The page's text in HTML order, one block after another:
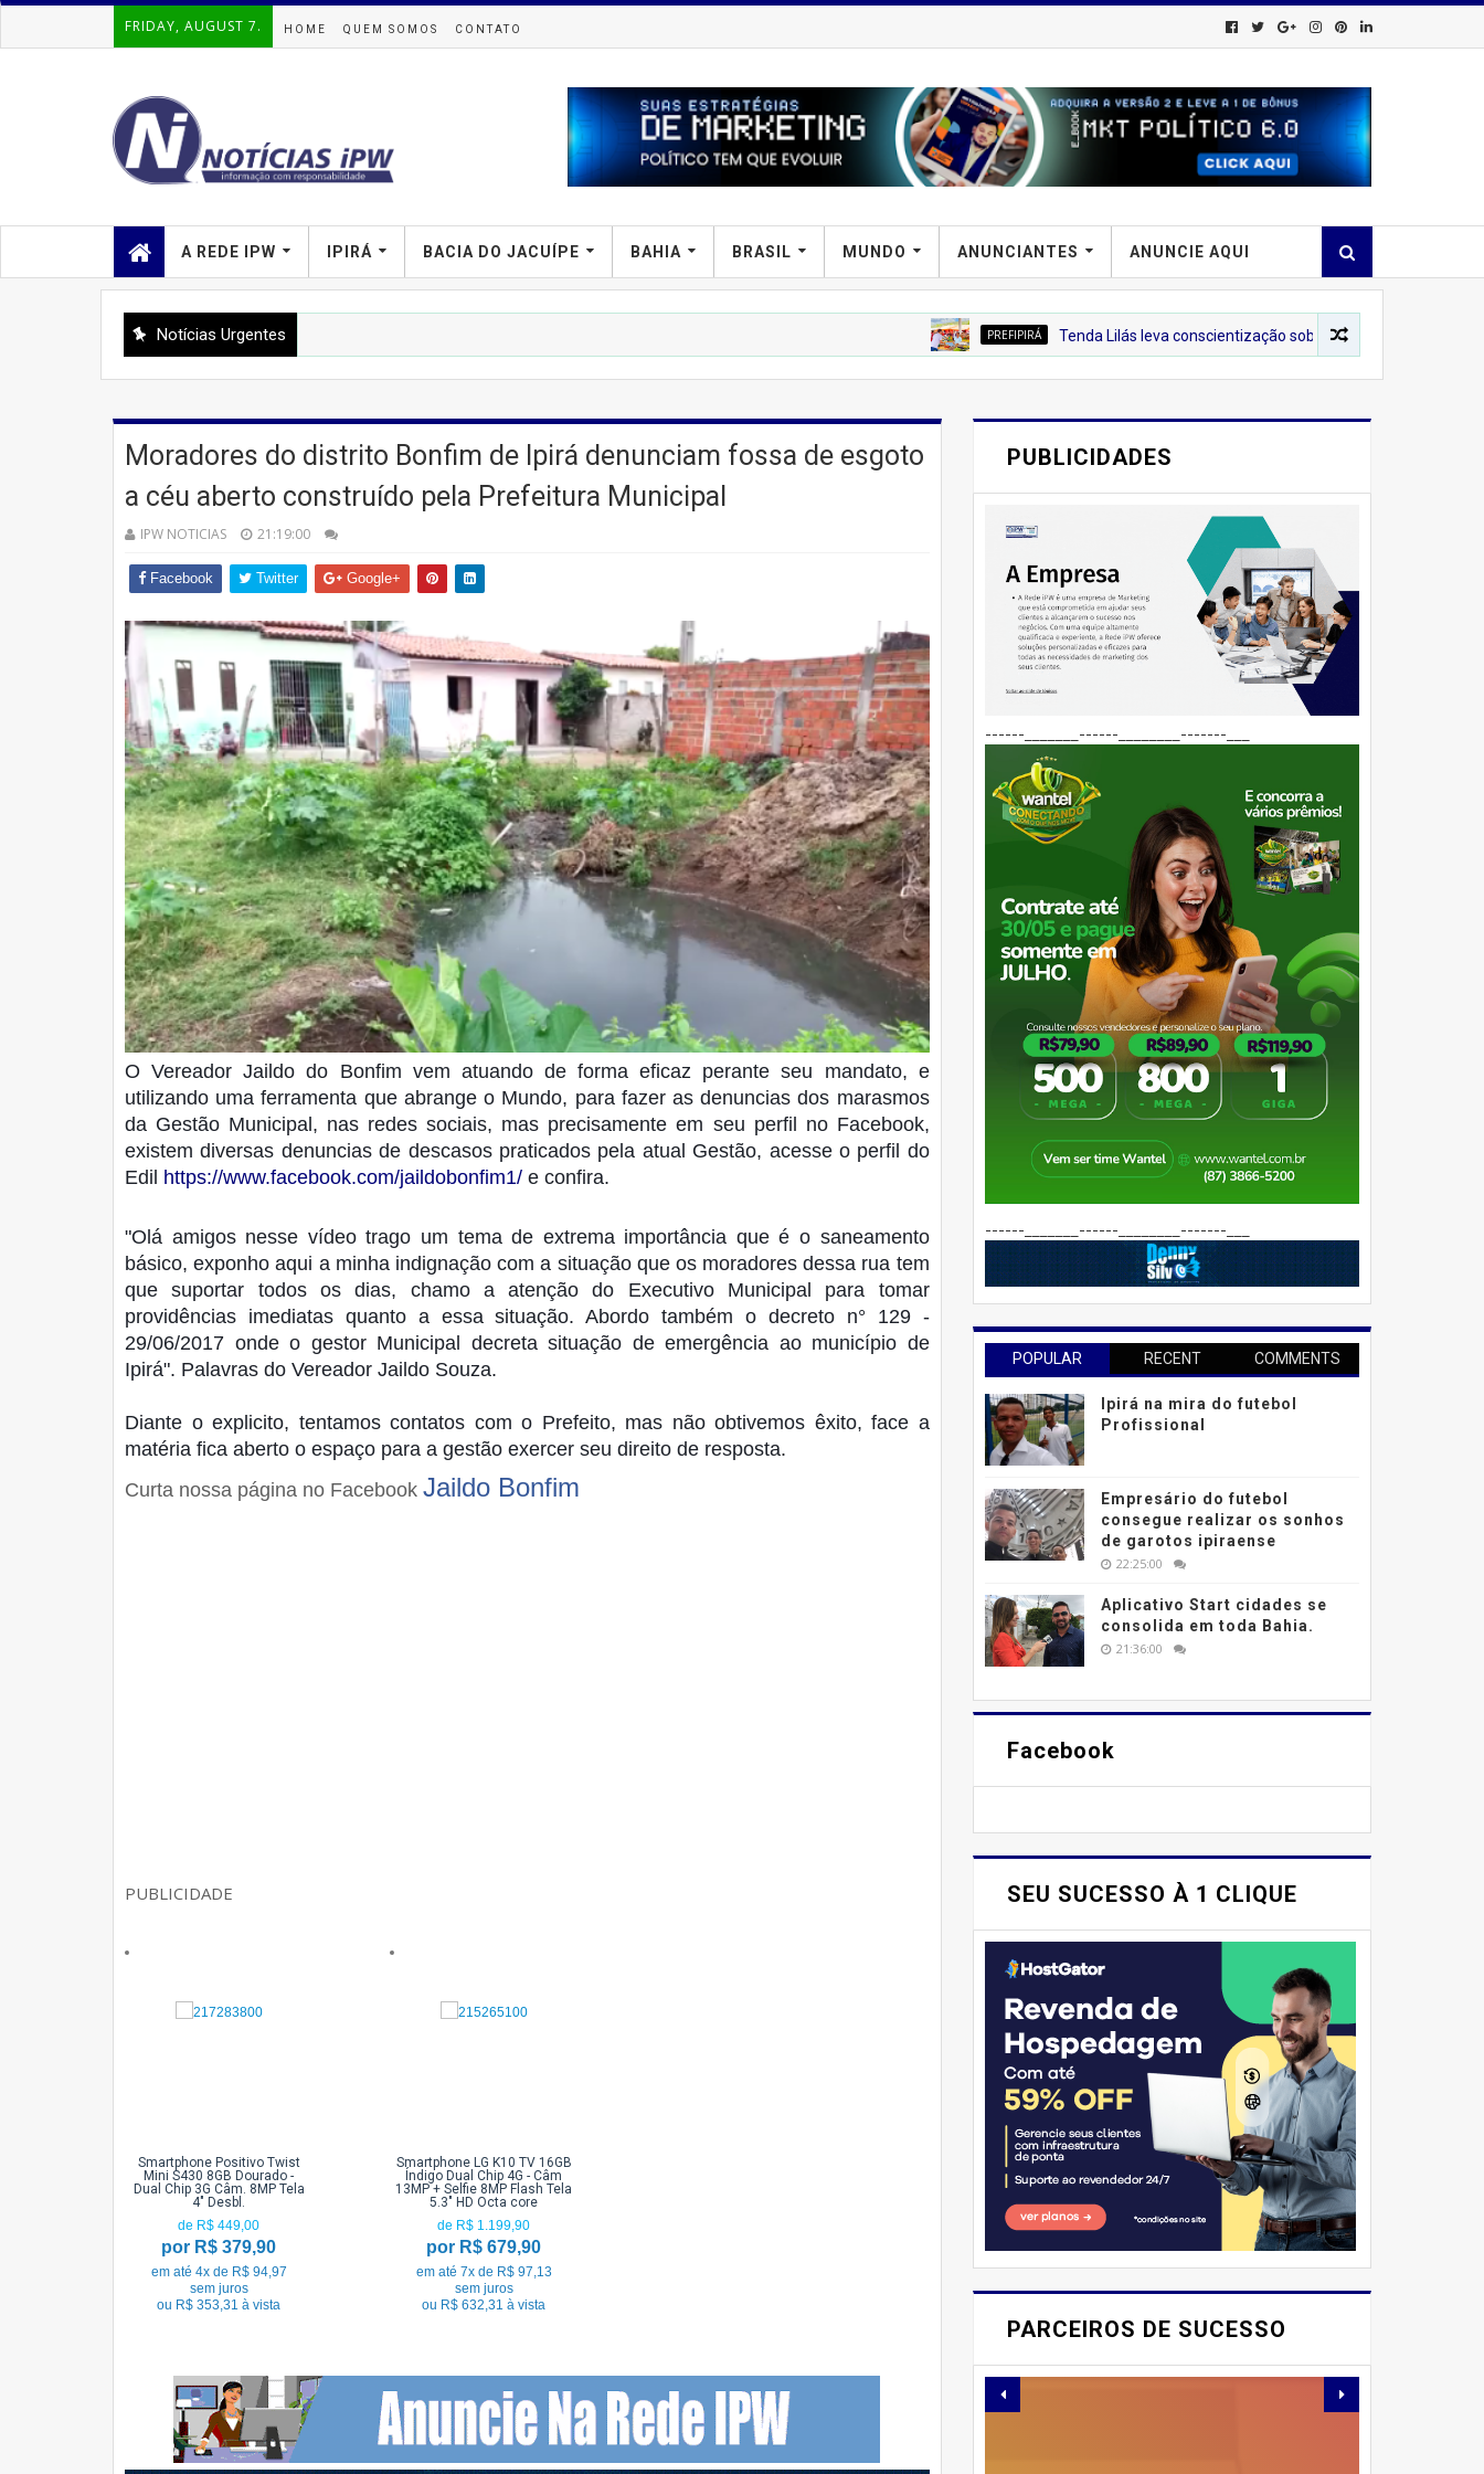
FRIDAY, AUGUST 7. HOME QUEM SOMOS CONTATO
A REDE IPW IPIRÁ BACIA DO JACUÍPE BAHIA BRASIL MUNDO ANUNCIANTES ANUNCIE AQUI
Notícias Urgentes PREFIPIRÁ Tenda Lilás leva conscientização sobre o combate à violência contra a
Moradores do distrito Bonfim de Ipirá denunciam fossa de esgoto
a céu aberto construído pela Prefeitura Municipal
IPW NOTICIAS 21:19:00
Facebook Twitter Google+
O Vereador Jaildo do Bonfim vem atuando de forma eficaz perante seu mandato, e
utilizando uma ferramenta que abrange o Mundo, para fazer as denuncias dos marasmos
da Gestão Municipal, nas redes sociais, mas precisamente em seu perfil no Facebook,
existem diversas denuncias de descasos praticados pela atual Gestão, acesse o perfil do
Edil https://www.facebook.com/jaildobonfim1/ e confira.
"Olá amigos nesse vídeo trago um tema de extrema importância que é o saneamento
básico, exponho aqui a minha indignação com a situação que os moradores dessa rua tem
que suportar todos os dias, chamo a atenção do Executivo Municipal para tomar
providências imediatas quanto a essa situação. Abordo também o decreto n° 129 -
29/06/2017 onde o gestor Municipal decreta situação de emergência ao município de
Ipirá". Palavras do Vereador Jaildo Souza.
Diante o explicito, tentamos contatos com o Prefeito, mas não obtivemos êxito, face a
matéria fica aberto o espaço para a gestão exercer seu direito de resposta.
Curta nossa página no Facebook Jaildo Bonfim
PUBLICIDADE
Smartphone Positivo Twist
Mini S430 8GB Dourado -
Dual Chip 3G Câm. 8MP Tela
4" Desbl.
de R$ 449,00
por R$ 379,90
em até 4x de R$ 94,97
sem juros
ou R$ 353,31 à vista
Smartphone LG K10 TV 16GB
Índigo Dual Chip 4G - Câm
13MP + Selfie 8MP Flash Tela
5.3" HD Octa core
de R$ 1.199,90
por R$ 679,90
em até 7x de R$ 97,13
sem juros
ou R$ 632,31 à vista
PUBLICIDADES
------_______------________-------___
------_______------________-------___
POPULAR RECENT COMMENTS
Ipirá na mira do futebol
Profissional
Empresário do futebol
consegue realizar os sonhos
de garotos ipiraense
22:25:00
Aplicativo Start cidades se
consolida em toda Bahia.
21:36:00
Facebook
SEU SUCESSO À 1 CLIQUE
PARCEIROS DE SUCESSO
E AÍ, PESSOAL! VOCÊ JÁ